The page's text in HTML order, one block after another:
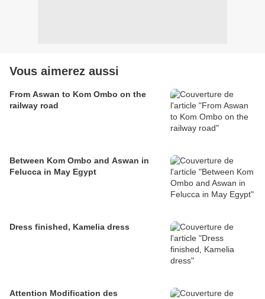
Vous aimerez aussi
From Aswan to Kom Ombo on the
railway road
Between Kom Ombo and Aswan in
Felucca in May Egypt
Dress finished, Kamelia dress
Attention Modification des